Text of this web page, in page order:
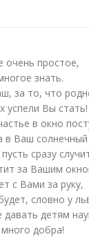
очень простое,
знать.
за то, что
успели Вы стать!
в окно
в Ваш
сразу
за Вашим
с Вами за руку,
словно у
детям
добра!